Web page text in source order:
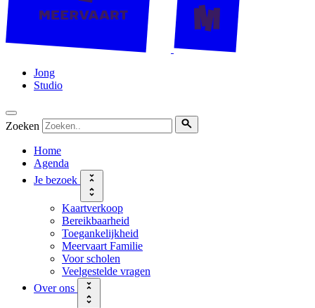
Jong
Studio
Zoeken
Home
Agenda
Je bezoek
Kaartverkoop
Bereikbaarheid
Toegankelijkheid
Meervaart Familie
Voor scholen
Veelgestelde vragen
Over ons